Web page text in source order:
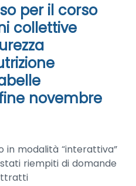
per il corso
collettive
novembre
in modalità “interattiva”
riempiti di domande